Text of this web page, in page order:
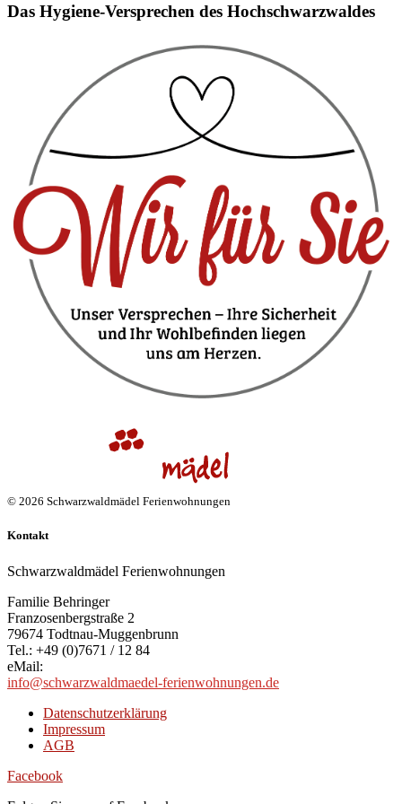
Das Hygiene-Versprechen des Hochschwarzwaldes
© 2026 Schwarzwaldmädel Ferienwohnungen
Kontakt
Schwarzwaldmädel Ferienwohnungen
Familie Behringer
Franzosenbergstraße 2
79674 Todtnau-Muggenbrunn
Tel.: +49 (0)7671 / 12 84
eMail:
info@schwarzwaldmaedel-ferienwohnungen.de
Datenschutzerklärung
Impressum
AGB
Facebook